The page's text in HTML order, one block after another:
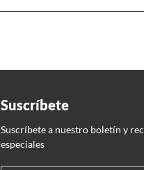
Suscríbete
Suscríbete a nuestro boletín y
especiales